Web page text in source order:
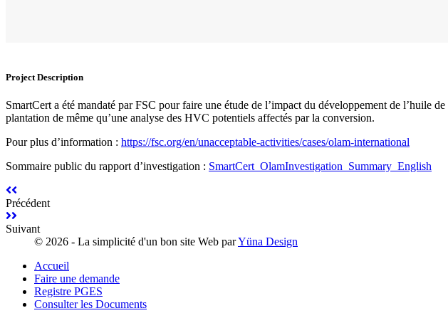
Project Description
SmartCert a été mandaté par FSC pour faire une étude de l’impact du développement de l’huile
plantation de même qu’une analyse des HVC potentiels affectés par la conversion.
Pour plus d’information : https://fsc.org/en/unacceptable-activities/cases/olam-international
Sommaire public du rapport d’investigation : SmartCert_OlamInvestigation_Summary_English
Précédent
Suivant
© 2026 - La simplicité d'un bon site Web parYüna Design
Accueil
Faire une demande
Registre PGES
Consulter les Documents